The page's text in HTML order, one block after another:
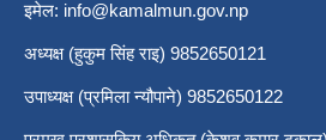
इमेल: info@kamalmun.gov.np
अध्यक्ष (हुकुम सिंह राइ) 9852650121
उपाध्यक्ष (प्रमिला न्यौपाने) 9852650122